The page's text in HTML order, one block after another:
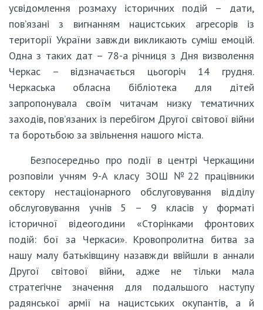
усвідомлення розмаху історичних подій – дати,
пов’язані з вигнанням нацистських агресорів із
території України завжди викликають суміш емоцій.
Одна з таких дат – 78-а річниця з Дня визволення
Черкас – відзначається цьогоріч 14 грудня.
Черкаська обласна бібліотека для дітей
запропонувала своїм читачам низку тематичних
заходів, пов’язаних із перебігом Другої світової війни
та боротьбою за звільнення нашого міста.
Безпосередньо про події в центрі Черкащини
розповіли учням 9-А класу ЗОШ №22 працівники
сектору нестаціонарного обслуговування відділу
обслуговування учнів 5 – 9 класів у форматі
історичної відеогодини «Сторінками фронтових
подій: бої за Черкаси». Кровопролитна битва за
нашу малу батьківщину назавжди ввійшли в аннали
Другої світової війни, адже не тільки мала
стратегічне значення для подальшого наступу
радянської армії на нацистських окупантів, а й